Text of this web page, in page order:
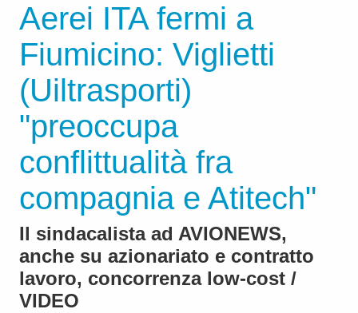
Aerei ITA fermi a
Fiumicino: Viglietti
(Uiltrasporti)
"preoccupa
conflittualità fra
compagnia e Atitech"
Il sindacalista ad AVIONEWS,
anche su azionariato e contratto
lavoro, concorrenza low-cost /
VIDEO